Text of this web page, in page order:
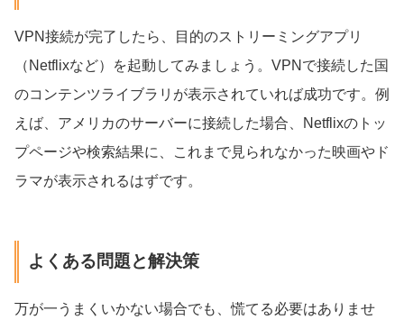
VPN接続が完了したら、目的のストリーミングアプリ
（Netflixなど）を起動してみましょう。VPNで接続した国
のコンテンツライブラリが表示されていれば成功です。例
えば、アメリカのサーバーに接続した場合、Netflixのトッ
プページや検索結果に、これまで見られなかった映画やド
ラマが表示されるはずです。
よくある問題と解決策
万が一うまくいかない場合でも、慌てる必要はありませ